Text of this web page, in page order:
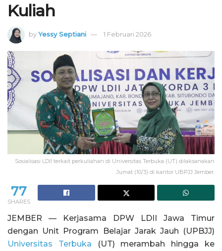
Kuliah
byYessy Septiani 1 Februari 2026
Sosialisasi LDII terkait perkuliahan di Universitas Terbuka (UT) dilaksanakan
Jumat (10/3) di kantor UBPJJ Jember.
77
SHARES
JEMBER — Kerjasama DPW LDII Jawa Timur
dengan Unit Program Belajar Jarak Jauh (UPBJJ)
Universitas Terbuka (UT) merambah hingga ke